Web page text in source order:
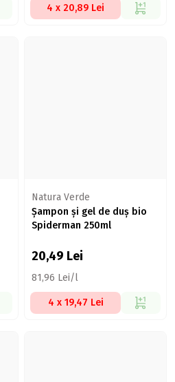
4 x 20,89 Lei
Natura Verde
Șampon și gel de duș bio
Spiderman 250ml
20,49 Lei
81,96 Lei/l
4 x 19,47 Lei